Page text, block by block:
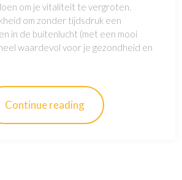
om je vitaliteit te vergroten.
om zonder tijdsdruk een
in de buitenlucht (met een mooi
waardevol voor je gezondheid en
Continue reading